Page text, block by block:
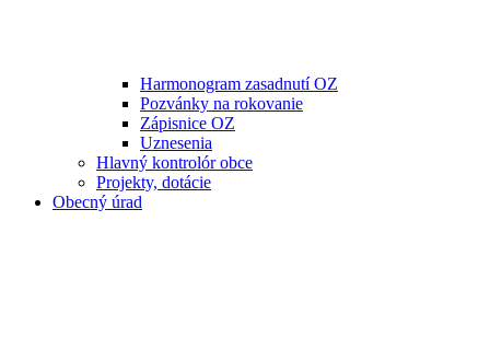
Harmonogram zasadnutí OZ
Pozvánky na rokovanie
Zápisnice OZ
Uznesenia
Hlavný kontrolór obce
Projekty, dotácie
Obecný úrad